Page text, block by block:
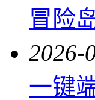
冒险
2026-
一键